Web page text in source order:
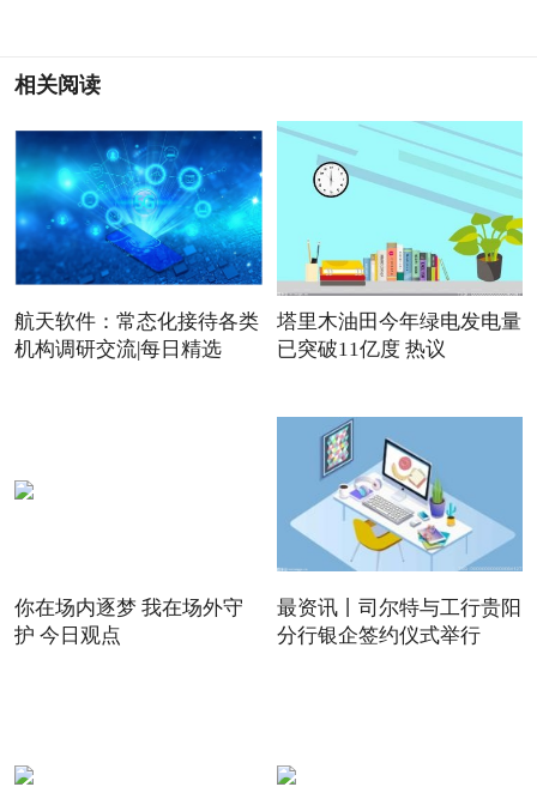
相关阅读
航天软件：常态化接待各类
机构调研交流|每日精选
塔里木油田今年绿电发电量
已突破11亿度 热议
你在场内逐梦 我在场外守
护 今日观点
最资讯丨司尔特与工行贵阳
分行银企签约仪式举行